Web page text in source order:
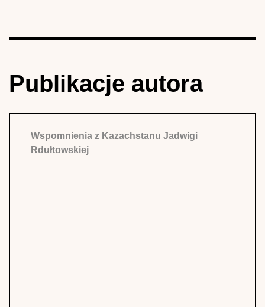
Publikacje autora
Wspomnienia z Kazachstanu Jadwigi
Rdułtowskiej